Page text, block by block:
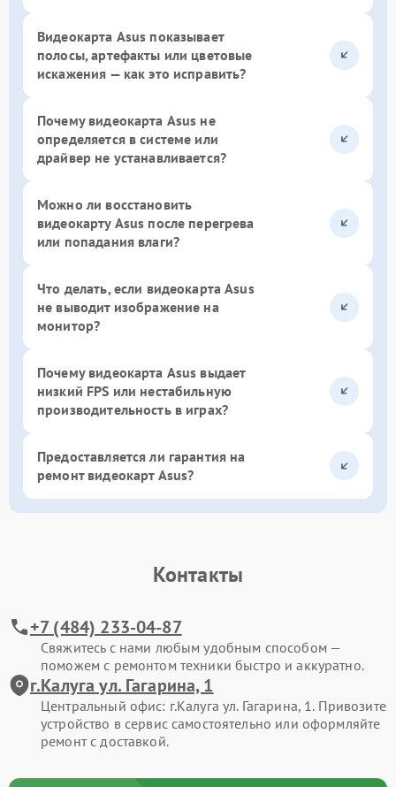
Видеокарта Asus показывает
полосы, артефакты или цветовые
искажения — как это исправить?
Почему видеокарта Asus не
определяется в системе или
драйвер не устанавливается?
Можно ли восстановить
видеокарту Asus после перегрева
или попадания влаги?
Что делать, если видеокарта Asus
не выводит изображение на
монитор?
Почему видеокарта Asus выдает
низкий FPS или нестабильную
производительность в играх?
Предоставляется ли гарантия на
ремонт видеокарт Asus?
Контакты
+7 (484) 233-04-87
Свяжитесь с нами любым удобным способом —
поможем с ремонтом техники быстро и аккуратно.
г.Калуга ул. Гагарина, 1
Центральный офис: г.Калуга ул. Гагарина, 1. Привозите
устройство в сервис самостоятельно или оформляйте
ремонт с доставкой.